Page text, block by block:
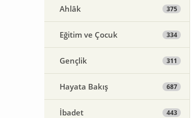
Ahlâk 375
Eğitim ve Çocuk 334
Gençlik 311
Hayata Bakış 687
İbadet 443